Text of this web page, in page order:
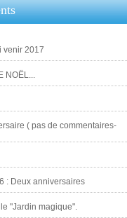
venir 2017
NOËL...
( pas de commentaires-
: Deux anniversaires
"Jardin magique".